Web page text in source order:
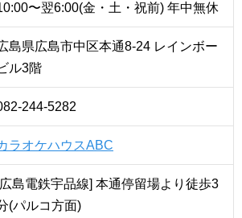
〜翌6:00(金・土・祝前) 年中無休
島県広島市中区本通8-24 レインボー
ル3階
244-5282
ラオケハウスABC
島電鉄宇品線] 本通停留場より徒歩3
(パルコ方面)